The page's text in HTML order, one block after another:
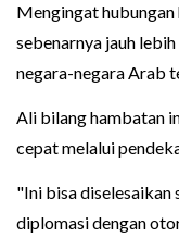
Mengingat
sebenarnya jauh
negara-negara Arab
Ali bilang hambatan
cepat melalui
"Ini bisa
diplomasi dengan